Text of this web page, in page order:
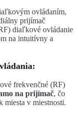
ovládaním,
prijímač
diaľkové ovládanie
na intuitívny a
frekvenčné (RF)
na prijímač, čo
miesta v miestnosti.